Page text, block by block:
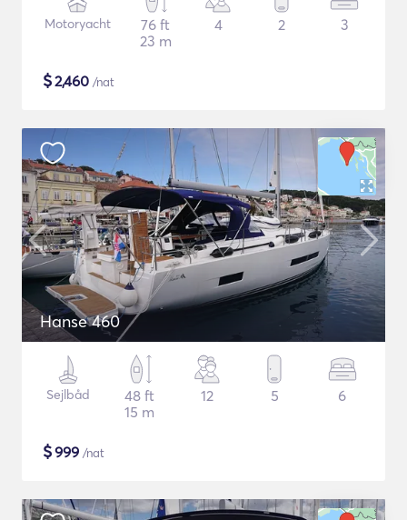
Motoryacht
76 ft
23 m
4 2 3
$2,460 /nat
Hanse 460
Sejlbåd
48 ft
15 m
12 5 6
$999 /nat